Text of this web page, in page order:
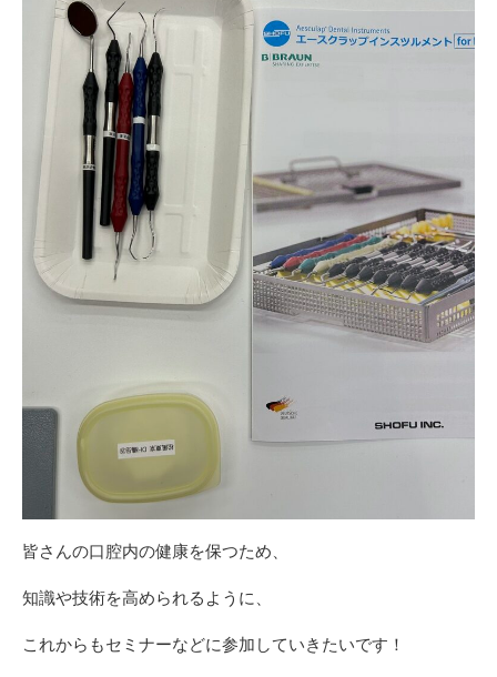
皆さんの口腔内の健康を保つため、
知識や技術を高められるように、
これからもセミナーなどに参加していきたいです！